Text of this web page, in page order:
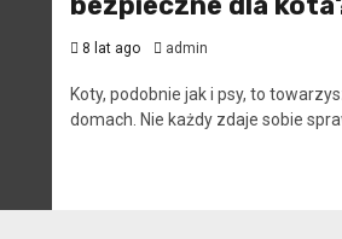
8 lat ago admin
Koty, podobnie jak i psy, to
domach. Nie każdy zdaje sobie